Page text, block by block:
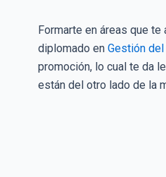
Formarte en áreas que
diplomado en Gestión del
promoción, lo cual te da
están del otro lado de la